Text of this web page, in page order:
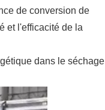
de conversion de
et l'efficacité de la
dans le séchage